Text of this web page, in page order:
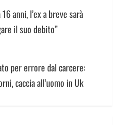
anni, l’ex a breve sarà
il suo debito”
per errore dal carcere:
caccia all’uomo in Uk